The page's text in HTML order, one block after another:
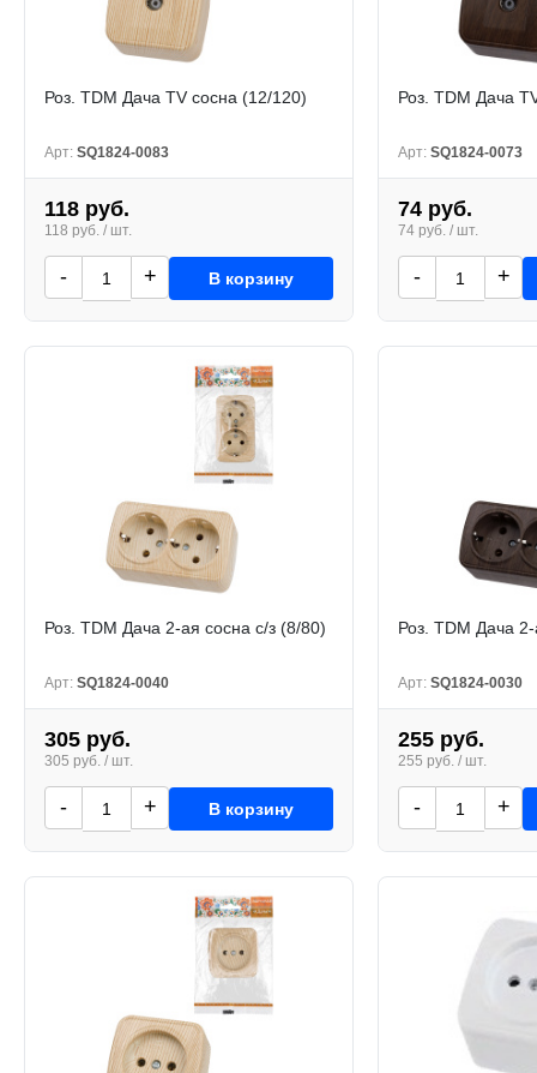
Роз. TDM Дача TV сосна (12/120)
Арт: SQ1824-0083
118 руб.
118 руб. / шт.
- + В корзину
Роз. TDM Дача
Арт: SQ1824-0073
74 руб.
74 руб. / шт.
- +
Роз. TDM Дача 2-ая сосна с/з (8/80)
Арт: SQ1824-0040
305 руб.
305 руб. / шт.
- + В корзину
Роз. TDM Дача
Арт: SQ1824-0030
255 руб.
255 руб. / шт.
- +